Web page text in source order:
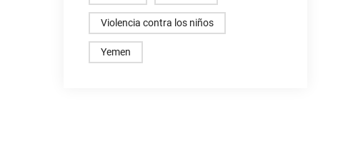
Violencia contra los niños
Yemen